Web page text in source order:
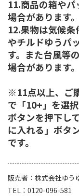
11.商品の箱や
場合があります。
12.果物は気候
やチルドゆうパ
す。また台風等
場合があります。
※11点以上、ご
で「10+」を選
ボタンを押下し
に入れる」ボタ
です。
販売者
株式会社ゆう
TEL
0120-096-581